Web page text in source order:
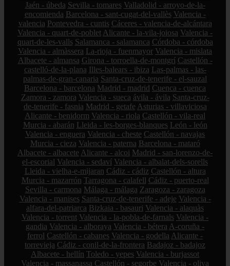
Jaén - úbeda Sevilla - tomares Valladolid - arroyo-de-la-
encomienda Barcelona - sant-cugat-del-vallès Valencia -
valencia Pontevedra - cuntis Cáceres - valencia-de-alcántara
Valencia - quart-de-poblet Alicante - la-vila-joiosa Valencia -
quart-de-les-valls Salamanca - salamanca Córdoba - córdoba
Valencia - almàssera La-rioja - fuenmayor Valencia - mislata
Albacete - almansa Girona - torroella-de-montgrí Castellón -
castelló-de-la-plana Illes-balears - ibiza Las-palmas - las-
palmas-de-gran-canaria Santa-cruz-de-tenerife - el-sauzal
Barcelona - barcelona Madrid - madrid Cuenca - cuenca
Zamora - zamora Valencia - sueca ávila - ávila Santa-cruz-
de-tenerife - fasnia Madrid - getafe Asturias - villaviciosa
Alicante - benidorm Valencia - riola Castellón - vila-real
Murcia - abarán Lleida - les-borges-blanques León - león
Valencia - enguera Valencia - cheste Castellón - navajas
Murcia - cieza Valencia - paterna Barcelona - mataró
Albacete - albacete Alicante - alcoi Madrid - san-lorenzo-de-
el-escorial Valencia - sedaví Valencia - albalat-dels-sorells
Lleida - vielha-e-mijaran Cádiz - cádiz Castellón - altura
Murcia - mazarrón Tarragona - calafell Cádiz - puerto-real
Sevilla - carmona Málaga - málaga Zaragoza - zaragoza
Valencia - manises Santa-cruz-de-tenerife - adeje Valencia -
alfara-del-patriarca Bizkaia - basauri Valencia - alaquàs
Valencia - torrent Valencia - la-pobla-de-farnals Valencia -
gandia Valencia - alboraya Valencia - bétera A-coruña -
ferrol Castellón - cabanes Valencia - godella Alicante -
torrevieja Cádiz - conil-de-la-frontera Badajoz - badajoz
Albacete - hellín Toledo - yepes Valencia - burjassot
Valencia - massanassa Castellón - segorbe Valencia - oliva